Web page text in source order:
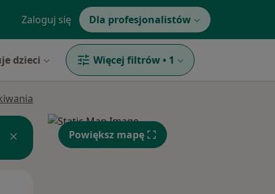
Zaloguj się Dla profesjonalistów
dzieci Więcej filtrów • 1
Powiększ mapę